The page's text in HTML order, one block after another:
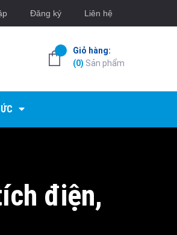
Đăng ký Liên hệ
Giỏ hàng:
(0) Sản phẩm
điện,